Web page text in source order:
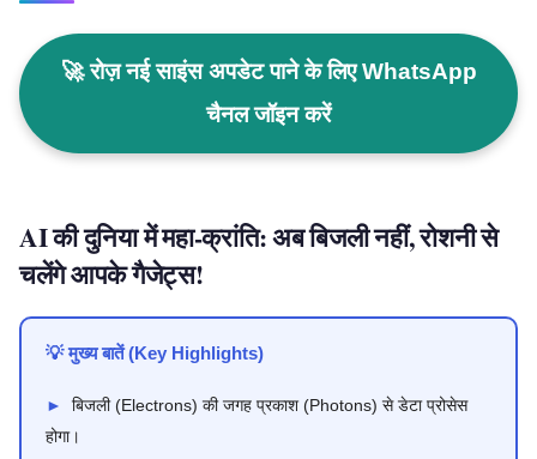
🚀 रोज़ नई साइंस अपडेट पाने के लिए WhatsApp
चैनल जॉइन करें
AI की दुनिया में महा-क्रांति: अब बिजली नहीं, रोशनी से
चलेंगे आपके गैजेट्स!
💡 मुख्य बातें (Key Highlights)
►
बिजली (Electrons) की जगह प्रकाश (Photons) से डेटा प्रोसेस
होगा।